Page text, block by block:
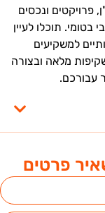
פרטים
ונכסים
תוכלו לעיין
למשקיעים
מלאה ובצורה
עבורכם.